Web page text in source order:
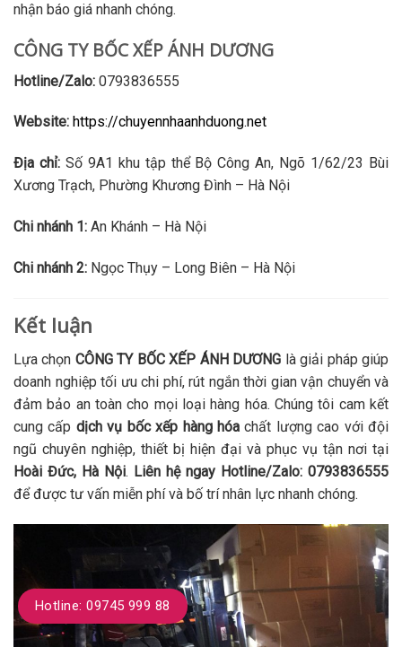
nhận báo giá nhanh chóng.
CÔNG TY BỐC XẾP ÁNH DƯƠNG
Hotline/Zalo: 0793836555
Website: https://chuyennhaanhduong.net
Địa chỉ:Số 9A1 khu tập thể Bộ Công An, Ngõ 1/62/23 Bùi
Xương Trạch, Phường Khương Đình – Hà Nội
Chi nhánh 1: An Khánh – Hà Nội
Chi nhánh 2: Ngọc Thụy – Long Biên – Hà Nội
Kết luận
Lựa chọn CÔNG TY BỐC XẾP ÁNH DƯƠNG là giải pháp giúp
doanh nghiệp tối ưu chi phí, rút ngắn thời gian vận chuyển và
đảm bảo an toàn cho mọi loại hàng hóa. Chúng tôi cam kết
cung cấp dịch vụ bốc xếp hàng hóachất lượng cao với đội
ngũ chuyên nghiệp, thiết bị hiện đại và phục vụ tận nơi tại
Hoài Đức, Hà Nội. Liên hệ ngay Hotline/Zalo: 0793836555
để được tư vấn miễn phí và bố trí nhân lực nhanh chóng.
Hotline: 09745 999 88